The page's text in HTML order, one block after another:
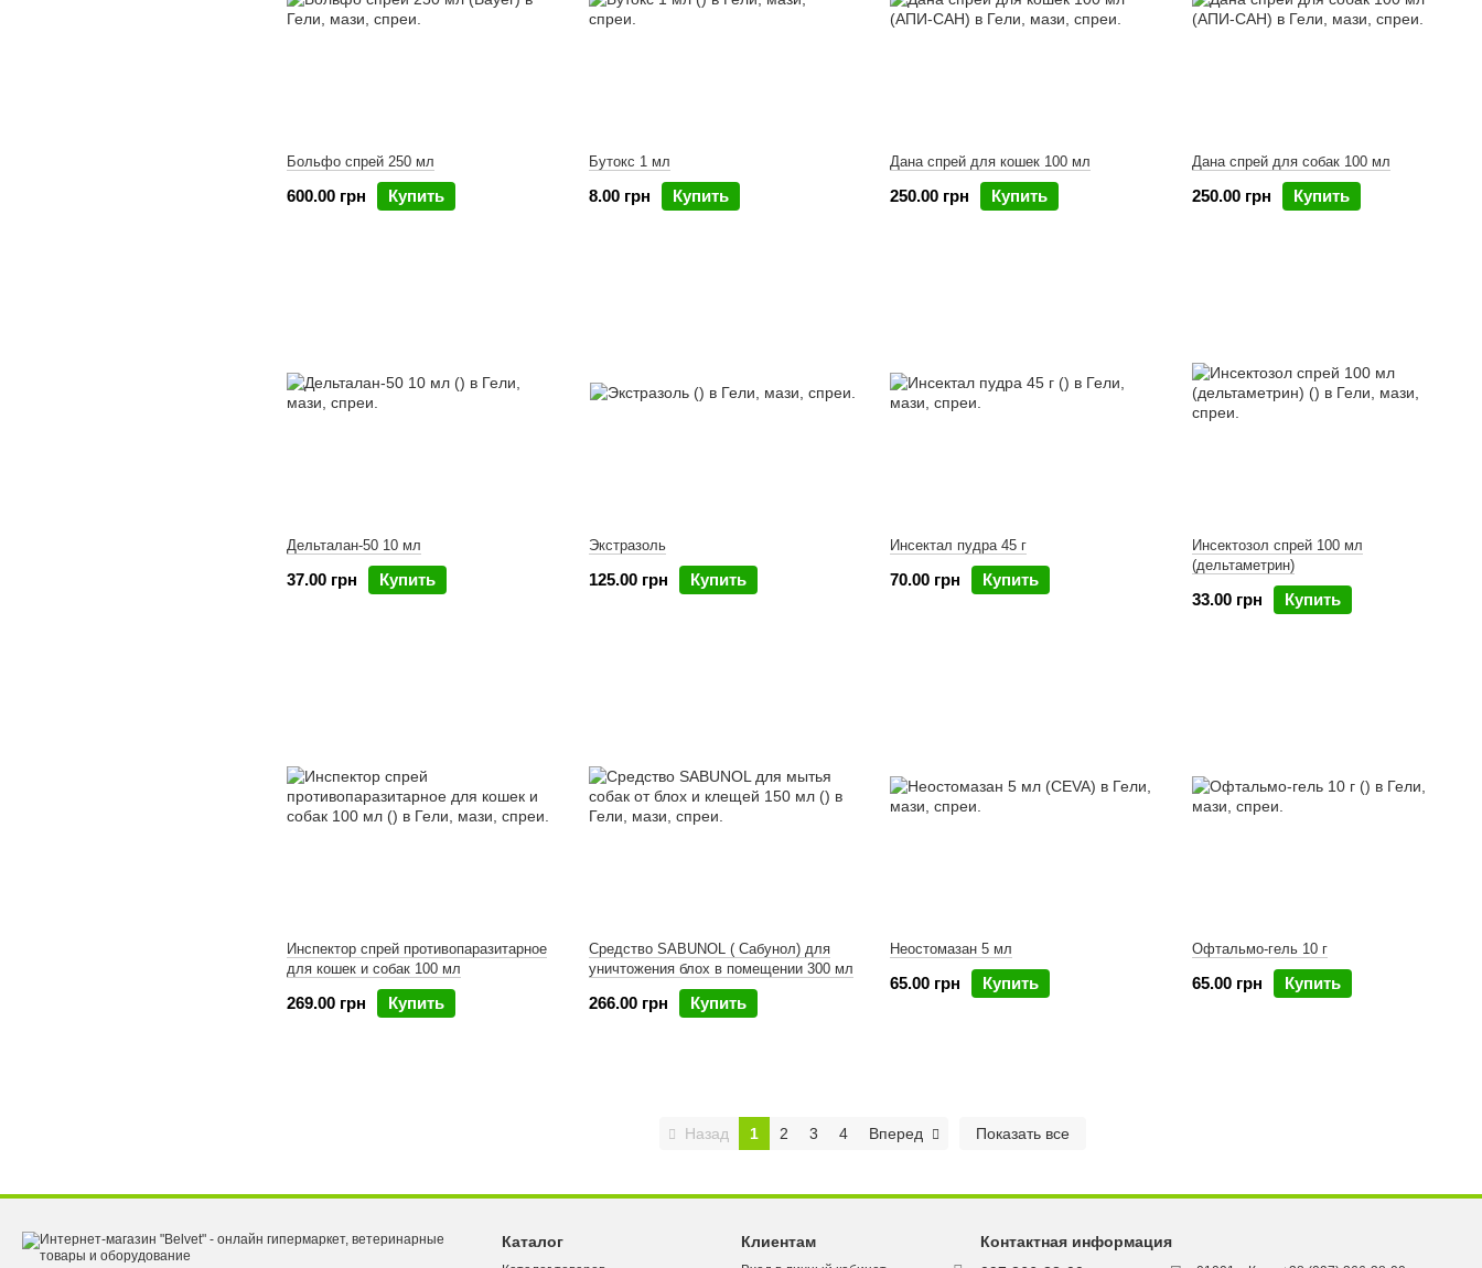
Больфо спрей 250 мл
600.00 грн Купить
Бутокс 1 мл
8.00 грн Купить
Дана спрей для кошек 100 мл
250.00 грн Купить
Дана спрей для собак 100 мл
250.00 грн Купить
Дельталан-50 10 мл
37.00 грн Купить
Экстразоль
125.00 грн Купить
Инсектал пудра 45 г
70.00 грн Купить
Инсектозол спрей 100 мл
(дельтаметрин)
33.00 грн Купить
Инспектор спрей противопаразитарное
для кошек и собак 100 мл
269.00 грн Купить
Средство SABUNOL ( Сабунол) для
уничтожения блох в помещении 300 мл
266.00 грн Купить
Неостомазан 5 мл
65.00 грн Купить
Офтальмо-гель 10 г
65.00 грн Купить
Назад 1 2 3 4 Вперед Показать все
Каталог Клиентам
Контактная информация